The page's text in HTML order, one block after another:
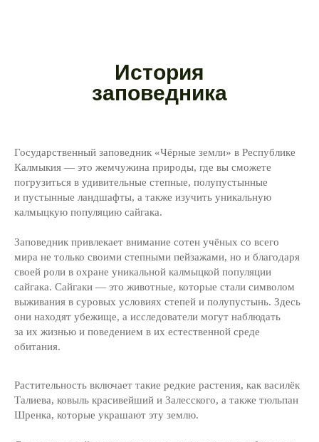
Государственный заповедник «Чёрные земли» в Республике
Калмыкия — это жемчужина природы, где вы сможете
погрузиться в удивительные степные, полупустынные
и пустынные ландшафты, а также изучить уникальную
калмыцкую популяцию сайгака.
Заповедник привлекает внимание сотен учёных со всего
мира не только своими степными пейзажами, но и благодаря
своей роли в охране уникальной калмыцкой популяции
сайгака. Сайгаки — это животные, которые стали символом
выживания в суровых условиях степей и полупустынь. Здесь
они находят убежище, а исследователи могут наблюдать
за их жизнью и поведением в их естественной среде
обитания.
Растительность включает такие редкие растения, как василёк
Талиева, ковыль красивейший и Залесского, а также тюльпан
Шренка, которые украшают эту землю.
Включён в список водно-болотных угодий,
имеющих международное значение
в качестве важнейших местообитаний